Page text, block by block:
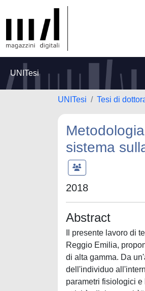
UNITesi
UNITesi Tesi di
sistema
2018
Abstract
Il presente lavoro di
Reggio Emilia,
di alta gamma. Da
dell'individuo
parametri fisiologici